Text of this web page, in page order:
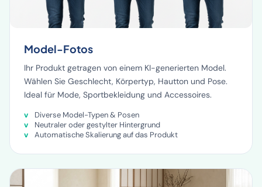
Model-Fotos
Ihr Produkt getragen von einem KI-generierten Model.
Wählen Sie Geschlecht, Körpertyp, Hautton und Pose.
Ideal für Mode, Sportbekleidung und Accessoires.
Diverse Model-Typen & Posen
Neutraler oder gestylter Hintergrund
Automatische Skalierung auf das Produkt